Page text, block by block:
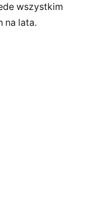
wszystkim
na lata.